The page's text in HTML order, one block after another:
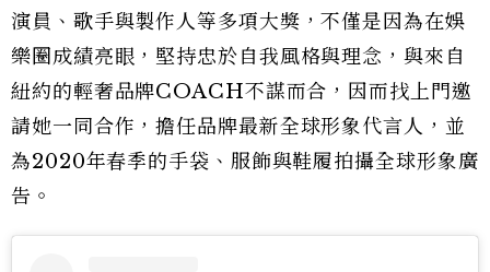
演員、歌手與製作人等多項大獎，不僅是因為在娛
樂圈成績亮眼，堅持忠於自我風格與理念，與來自
紐約的輕奢品牌COACH不謀而合，因而找上門邀
請她一同合作，擔任品牌最新全球形象代言人，並
為2020年春季的手袋、服飾與鞋履拍攝全球形象廣
告。